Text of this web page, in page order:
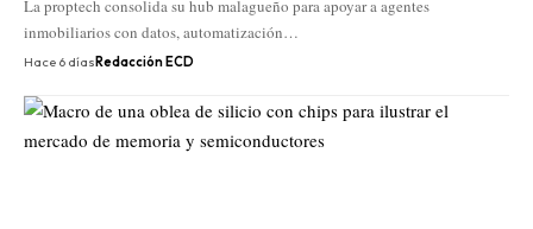
La proptech consolida su hub malagueño para apoyar a agentes
inmobiliarios con datos, automatización…
Hace 6 días Redacción ECD